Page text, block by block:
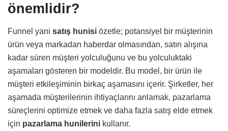
önemlidir?
Funnel yani satış hunisi özetle; potansiyel bir müşterinin
ürün veya markadan haberdar olmasından, satın alışına
kadar süren müşteri yolculuğunu ve bu yolculuktaki
aşamaları gösteren bir modeldir. Bu model, bir ürün ile
müşteri etkileşiminin birkaç aşamasını içerir. Şirketler, her
aşamada müşterilerinin ihtiyaçlarını anlamak, pazarlama
süreçlerini optimize etmek ve daha fazla satış elde etmek
için pazarlama hunilerini kullanır.